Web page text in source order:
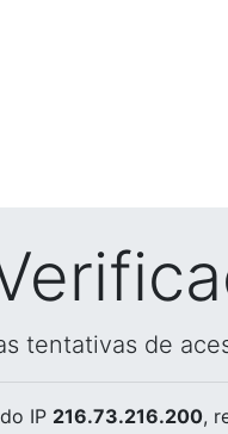
tentativas de
do IP 216.73.216.200,